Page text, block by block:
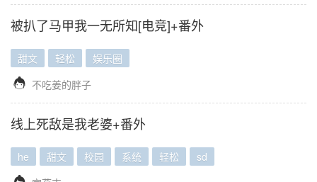
被扒了马甲我一无所知[电竞]+番外
甜文 轻松 娱乐圈
 不吃姜的胖子
线上死敌是我老婆+番外
he 甜文 校园 系统 轻松 sd